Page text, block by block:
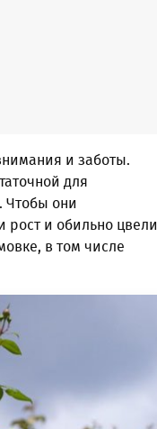
и заботы.
для
Чтобы они
рост и обильно цвели
в том числе